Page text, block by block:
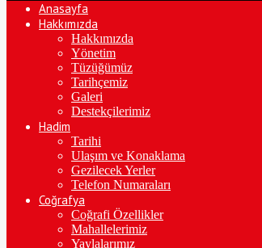
Anasayfa
Hakkımızda
Hakkımızda
Yönetim
Tüzüğümüz
Tarihçemiz
Galeri
Destekçilerimiz
Hadim
Tarihi
Ulaşım ve Konaklama
Gezilecek Yerler
Telefon Numaraları
Coğrafya
Coğrafi Özellikler
Mahallelerimiz
Yaylalarımız